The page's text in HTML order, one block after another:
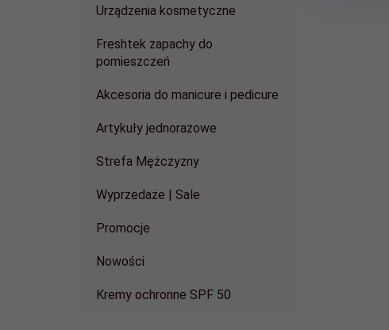
Urządzenia kosmetyczne
Freshtek zapachy do
pomieszczeń
Akcesoria do manicure i pedicure
Artykuły jednorazowe
Strefa Mężczyzny
Wyprzedaże | Sale
Promocje
Nowości
Kremy ochronne SPF 50